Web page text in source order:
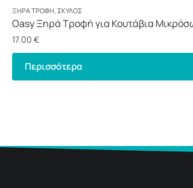
ΞΗΡΆ ΤΡΟΦΉ ΣΚΎΛΟΣ
Oasy Ξηρά Τροφή για Κουτάβια
17.00 €
Περισσότερα